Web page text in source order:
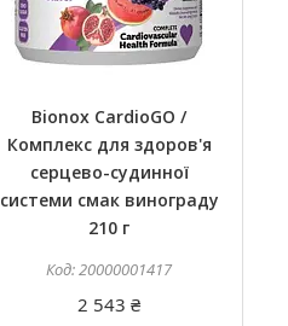
Bionox CardioGO /
Комплекс для здоров'я
серцево-судинної
системи смак винограду
210 г
20000001417
2 543 ₴